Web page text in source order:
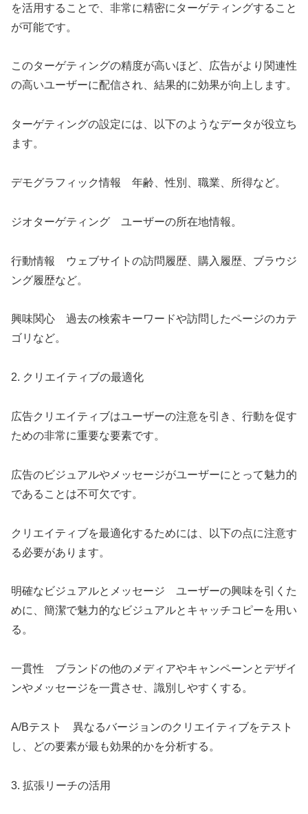
を活用することで、非常に精密にターゲティングすること
が可能です。
このターゲティングの精度が高いほど、広告がより関連性
の高いユーザーに配信され、結果的に効果が向上します。
ターゲティングの設定には、以下のようなデータが役立ち
ます。
デモグラフィック情報 年齢、性別、職業、所得など。
ジオターゲティング ユーザーの所在地情報。
行動情報 ウェブサイトの訪問履歴、購入履歴、ブラウジ
ング履歴など。
興味関心 過去の検索キーワードや訪問したページのカテ
ゴリなど。
2. クリエイティブの最適化
広告クリエイティブはユーザーの注意を引き、行動を促す
ための非常に重要な要素です。
広告のビジュアルやメッセージがユーザーにとって魅力的
であることは不可欠です。
クリエイティブを最適化するためには、以下の点に注意す
る必要があります。
明確なビジュアルとメッセージ ユーザーの興味を引くた
めに、簡潔で魅力的なビジュアルとキャッチコピーを用い
る。
一貫性 ブランドの他のメディアやキャンペーンとデザイ
ンやメッセージを一貫させ、識別しやすくする。
A/Bテスト 異なるバージョンのクリエイティブをテスト
し、どの要素が最も効果的かを分析する。
3. 拡張リーチの活用